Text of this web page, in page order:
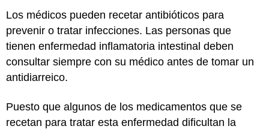
Los médicos pueden recetar antibióticos para
prevenir o tratar infecciones. Las personas que
tienen enfermedad inflamatoria intestinal deben
consultar siempre con su médico antes de tomar un
antidiarreico.
Puesto que algunos de los medicamentos que se
recetan para tratar esta enfermedad dificultan la